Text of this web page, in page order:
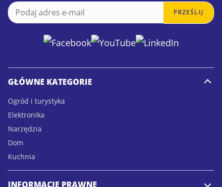
a
i
l
E
m
PRZEŚLIJ
GŁÓWNE KATEGORIE
Ogród i turystyka
Elektronika
Narzędzia
Dom
Kuchnia
INFORMACJE PRAWNE